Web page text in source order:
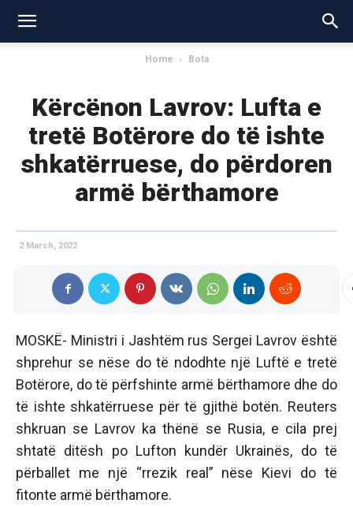
Home Bota
Kërcënon Lavrov: Lufta e
tretë Botërore do të ishte
shkatërruese, do përdoren
armë bërthamore
2 March, 2022
MOSKË- Ministri i Jashtëm rus Sergei Lavrov është
shprehur se nëse do të ndodhte një Luftë e tretë
Botërore, do të përfshinte armë bërthamore dhe do
të ishte shkatërruese për të gjithë botën. Reuters
shkruan se Lavrov ka thënë se Rusia, e cila prej
shtatë ditësh po Lufton kundër Ukrainës, do të
përballet me një “rrezik real” nëse Kievi do të
fitonte armë bërthamore.